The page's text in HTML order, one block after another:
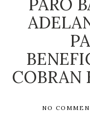
COBRAN
NO